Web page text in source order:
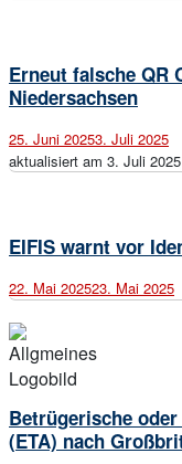
Erneut falsche QR
Niedersachsen
25. Juni 20253. Juli 2025
aktualisiert am 3. Juli 2025
EIFIS warnt vor
22. Mai 202523. Mai 2025
Open
post
Betrügerische
(ETA) nach